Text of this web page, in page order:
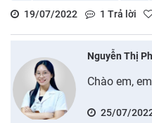
19/07/2022
1 Trả lời
Nguyễn Thị
Chào em,
25/07/